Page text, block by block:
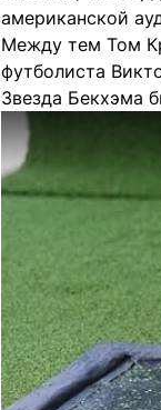
американской
Между тем Том
футболиста
Звезда Бекхэма